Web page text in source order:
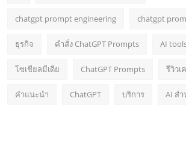
chatgpt prompt engineering chatgpt
ธุรกิจ คำสั่ง ChatGPT Prompts AI
โซเชียลมีเดีย ChatGPT Prompts รีวิวเ
คำแนะนำ ChatGPT บริการ AI ส